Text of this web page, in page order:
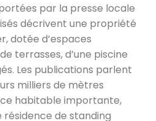
par la presse locale
décrivent une propriété
dotée d’espaces
terrasses, d’une piscine
Les publications parlent
milliers de mètres
habitable importante,
de standing